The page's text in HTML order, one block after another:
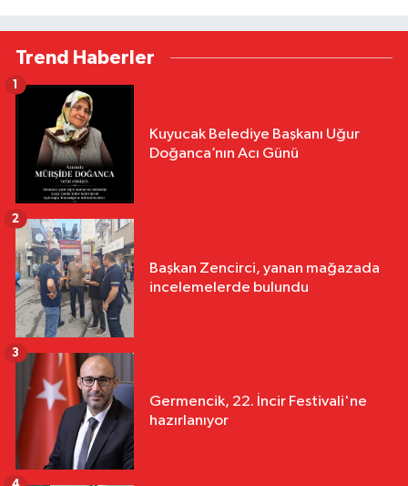
Trend Haberler
Kuyucak Belediye Başkanı Uğur
Doğanca’nın Acı Günü
1
Başkan Zencirci, yanan mağazada
incelemelerde bulundu
2
Germencik, 22. İncir Festivali'ne
hazırlanıyor
3